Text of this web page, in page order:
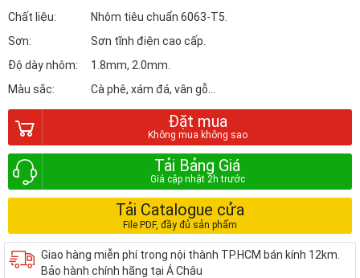
Chất liệu:
Nhôm tiêu chuẩn 6063-T5.
Sơn:
Sơn tĩnh điện cao cấp.
Độ dày nhôm:
1.8mm, 2.0mm.
Màu sắc:
Cà phê, xám đá, vân gỗ…
Đặt mua
Tải Bảng Giá
Tải Catalogue cửa
Giao hàng miễn phí trong nội thành TP.HCM bán kính 12km.
Bảo hành chính hãng tại Á Châu